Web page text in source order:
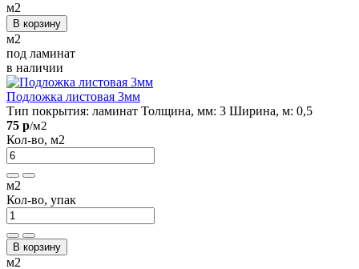
м2
В корзину
м2
под ламинат
в наличии
Подложка листовая 3мм
Тип покрытия: ламинат Толщина, мм: 3 Ширина, м: 0,5
75 р/м2
Кол-во, м2
м2
Кол-во, упак
В корзину
м2